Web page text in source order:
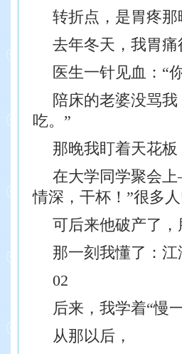
转折点，是胃疼那
去年冬天，我胃
医生一针见血：“
陪床的老婆没骂
吃。”
那晚我盯着天花板
在大学同学聚会
情深，干杯！”很多人
可后来他破产了
那一刻我懂了：
02
后来，我学着“慢一
从那以后，